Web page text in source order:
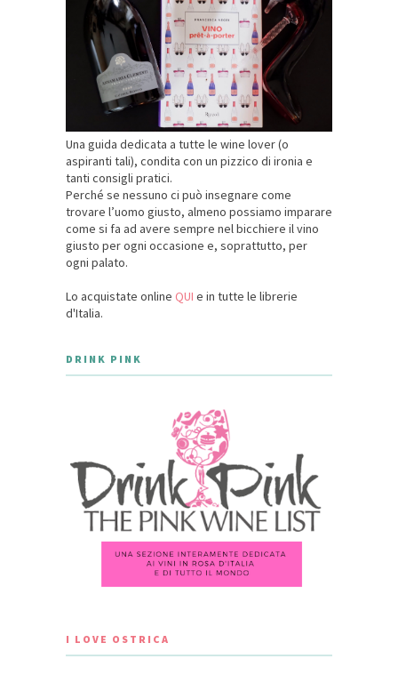
Una guida dedicata a tutte le wine lover (o
aspiranti tali), condita con un pizzico di ironia e
tanti consigli pratici.
Perché se nessuno ci può insegnare come
trovare l’uomo giusto, almeno possiamo imparare
come si fa ad avere sempre nel bicchiere il vino
giusto per ogni occasione e, soprattutto, per
ogni palato.
Lo acquistate online QUI e in tutte le librerie
d'Italia.
DRINK PINK
I LOVE OSTRICA